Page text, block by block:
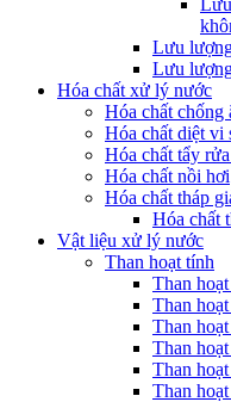
Lưu
Lưu
Hóa chất xử lý nước
Hóa chất chống
Hóa chất diệt vi
Hóa chất tẩy
Hóa chất nồi hơi
Hóa chất tháp
Hóa chất
Vật liệu xử lý nước
Than hoạt tính
Than
Than
Than
Than
Than
Than